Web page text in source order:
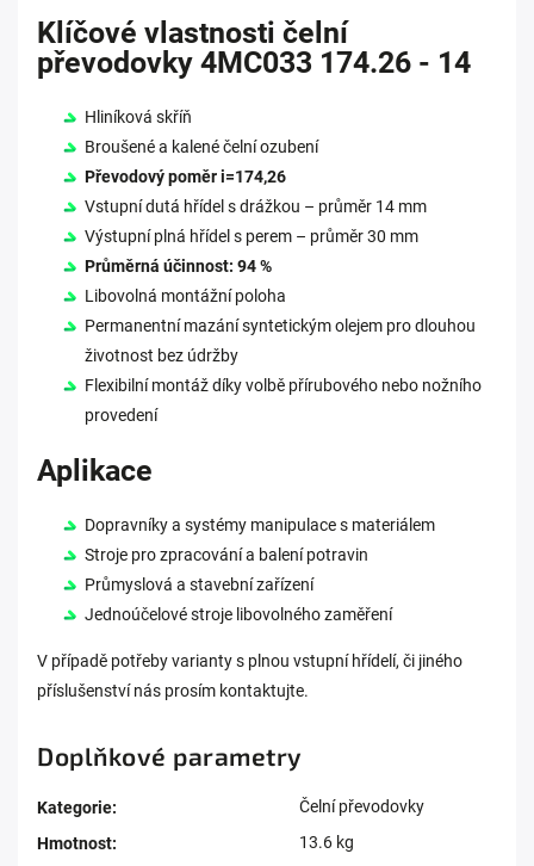
Klíčové vlastnosti čelní
převodovky 4MC033 174.26 - 14
Hliníková skříň
Broušené a kalené čelní ozubení
Převodový poměr i=174,26
Vstupní dutá hřídel s drážkou – průměr 14 mm
Výstupní plná hřídel s perem – průměr 30 mm
Průměrná účinnost: 94 %
Libovolná montážní poloha
Permanentní mazání syntetickým olejem pro dlouhou
životnost bez údržby
Flexibilní montáž díky volbě přírubového nebo nožního
provedení
Aplikace
Dopravníky a systémy manipulace s materiálem
Stroje pro zpracování a balení potravin
Průmyslová a stavební zařízení
Jednoúčelové stroje libovolného zaměření
V případě potřeby varianty s plnou vstupní hřídelí, či jiného
příslušenství nás prosím kontaktujte.
Doplňkové parametry
Kategorie:
Čelní převodovky
Hmotnost:
13.6 kg